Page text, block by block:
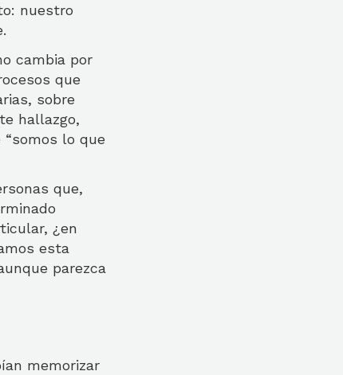
nuestro
cambia por
que
sobre
hallazgo,
lo que
que,
¿en
esta
parezca
memorizar